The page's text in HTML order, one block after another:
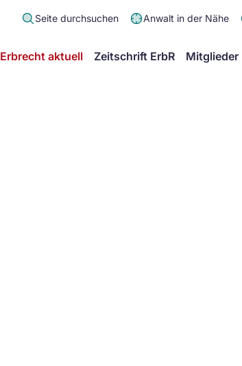
Seite durchsuchen Anwalt in der Nähe
Erbrecht aktuell Zeitschrift ErbR Mitglieder